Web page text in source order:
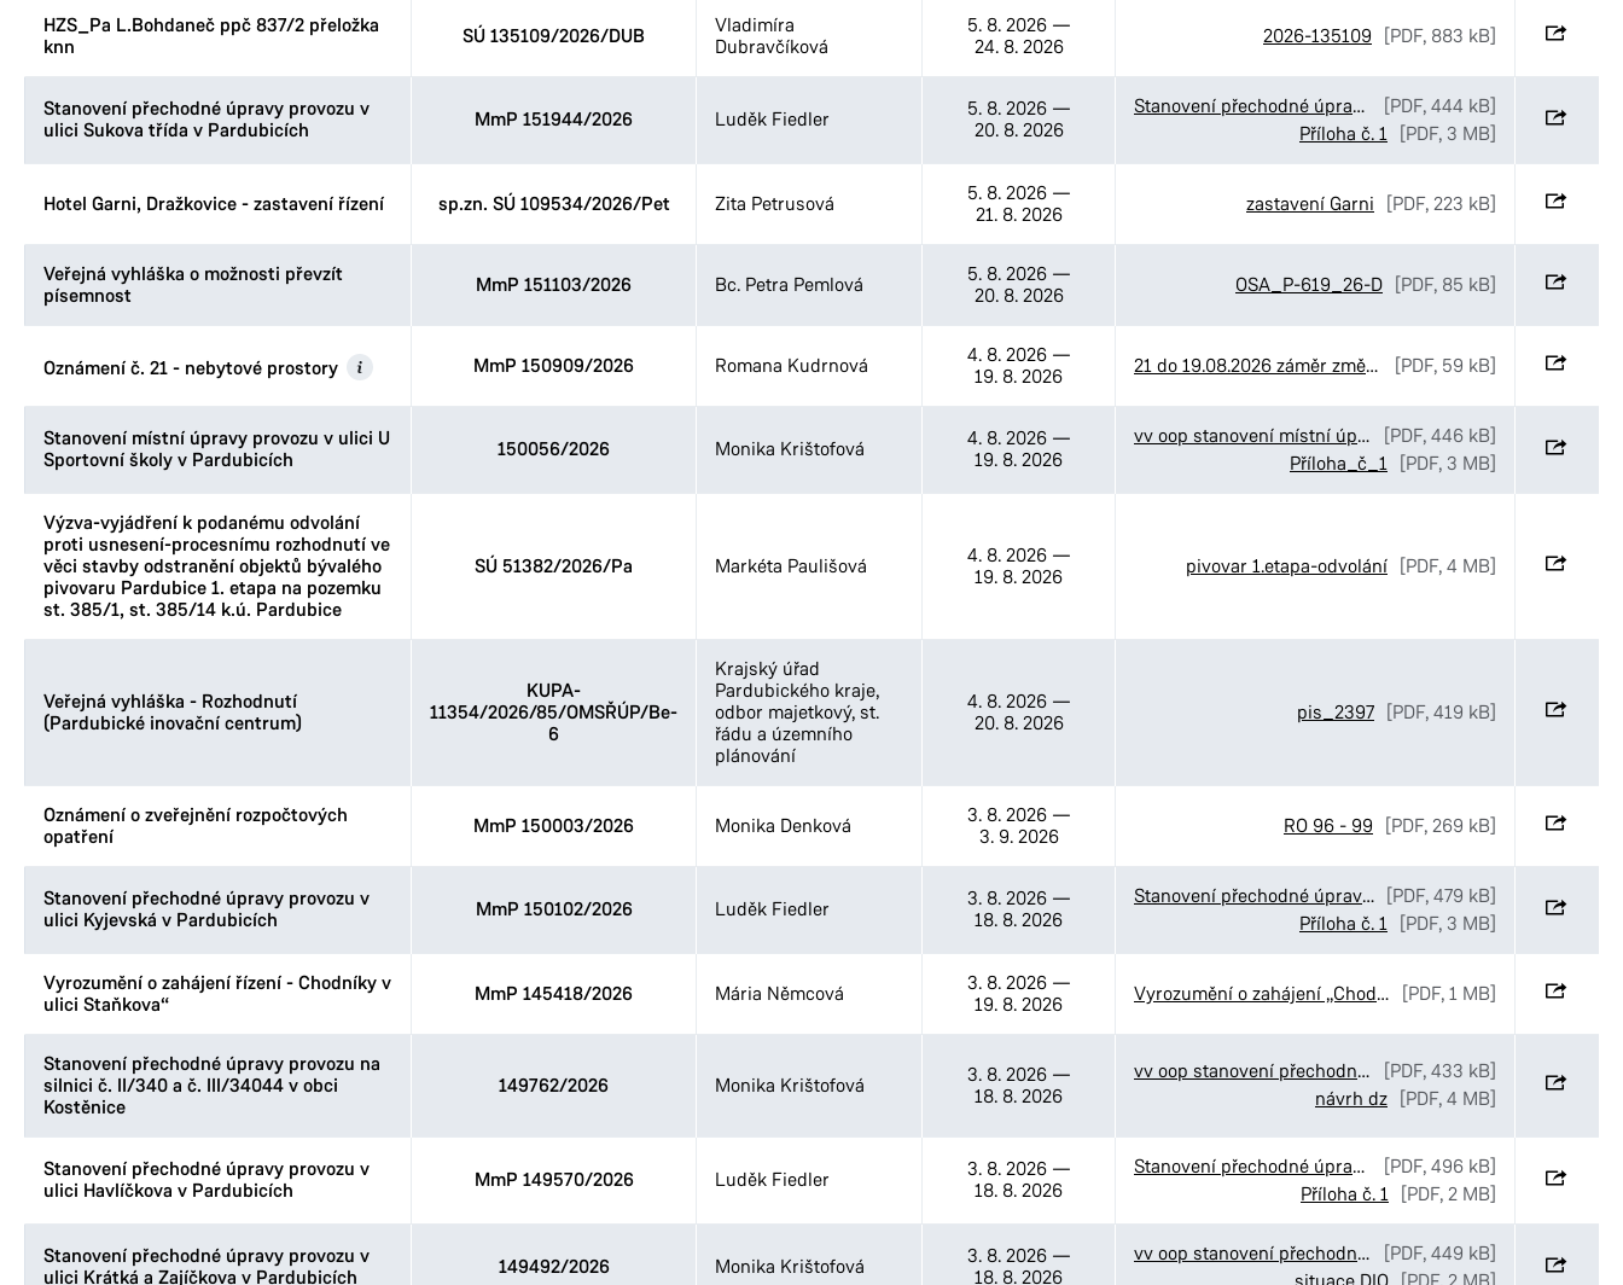
HZS_Pa L.Bohdaneč ppč 837/2 přeložka
knn
SÚ 135109/2026/DUB
Vladimíra
Dubravčíková
5. 8. 2026—
24. 8. 2026
2026-135109 [PDF, 883 kB]
Stanovení přechodné úpravy provozu v
ulici Sukova třída v Pardubicích
MmP 151944/2026 Luděk Fiedler 5. 8. 2026—
20. 8. 2026
Stanovení přechodné úpravy provozu v ulici Sukova třída v Pardubicích
[PDF, 444 kB]
Příloha č. 1 [PDF, 3 MB]
Hotel Garni, Dražkovice - zastavení řízení sp.zn. SÚ 109534/2026/Pet Zita Petrusová 5. 8. 2026—
21. 8. 2026
zastavení Garni [PDF, 223 kB]
Veřejná vyhláška o možnosti převzít
písemnost
MmP 151103/2026 Bc. Petra Pemlová 5. 8. 2026—
20. 8. 2026
OSA_P-619_26-D [PDF, 85 kB]
Oznámení č. 21 - nebytové prostory MmP 150909/2026 Romana Kudrnová 4. 8. 2026—
19. 8. 2026
21 do 19.08.2026 záměr změny NS [PDF, 59 kB]
Stanovení místní úpravy provozu v ulici U
Sportovní školy v Pardubicích
150056/2026 Monika Krištofová 4. 8. 2026—
19. 8. 2026
vv oop stanovení místní úpravy OD U Sportovní školy
[PDF, 446 kB]
Příloha_č_1 [PDF, 3 MB]
Výzva-vyjádření k podanému odvolání
proti usnesení-procesnímu rozhodnutí ve
věci stavby odstranění objektů bývalého
pivovaru Pardubice 1. etapa na pozemku
st. 385/1, st. 385/14 k.ú. Pardubice
SÚ 51382/2026/Pa Markéta Paulišová 4. 8. 2026—
19. 8. 2026
pivovar 1.etapa-odvolání [PDF, 4 MB]
Veřejná vyhláška - Rozhodnutí
(Pardubické inovační centrum)
KUPA-
11354/2026/85/OMSŘÚP/Be-
6
Krajský úřad
Pardubického kraje,
odbor majetkový, st.
řádu a územního
plánování
4. 8. 2026—
20. 8. 2026
pis_2397 [PDF, 419 kB]
Oznámení o zveřejnění rozpočtových
opatření
MmP 150003/2026 Monika Denková 3. 8. 2026—
3. 9. 2026
RO 96 - 99 [PDF, 269 kB]
Stanovení přechodné úpravy provozu v
ulici Kyjevská v Pardubicích
MmP 150102/2026 Luděk Fiedler 3. 8. 2026—
18. 8. 2026
Stanovení přechodné úpravy provozu v ulici Kyjevská v Pardubicích [PDF, 479 kB]
Příloha č. 1 [PDF, 3 MB]
Vyrozumění o zahájení řízení - Chodníky v
ulici Staňkova“
MmP 145418/2026 Mária Němcová 3. 8. 2026—
19. 8. 2026
Vyrozumění o zahájení „Chodníky v ulici Staňkova“, Pardubice [PDF, 1 MB]
Stanovení přechodné úpravy provozu na
silnici č. II/340 a č. III/34044 v obci
Kostěnice
149762/2026 Monika Krištofová 3. 8. 2026—
18. 8. 2026
vv oop stanovení přechodné úpravy Elpo Kostěnice
[PDF, 433 kB]
návrh dz [PDF, 4 MB]
Stanovení přechodné úpravy provozu v
ulici Havlíčkova v Pardubicích
MmP 149570/2026 Luděk Fiedler 3. 8. 2026—
18. 8. 2026
Stanovení přechodné úpravy provozu v ulici Havlíčkova v Pardubicích
[PDF, 496 kB]
Příloha č. 1 [PDF, 2 MB]
Stanovení přechodné úpravy provozu v
ulici Krátká a Zajíčkova v Pardubicích
149492/2026 Monika Krištofová 3. 8. 2026—
18. 8. 2026
vv oop stanovení přechodné úpravy Gasco Krátká
[PDF, 449 kB]